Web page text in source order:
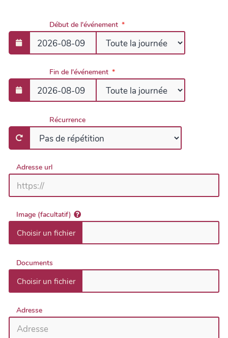
Début de l'événement
Fin de l'événement
Récurrence
Adresse url
Image (facultatif)
Documents
Adresse